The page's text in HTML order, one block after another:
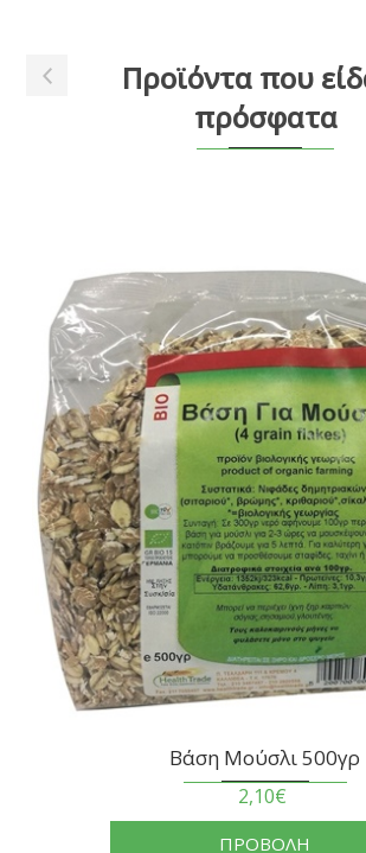
Προϊόντα που
πρόσφατα
Βάση Μούσλι 500γρ
2,10€
ΠΡΟΒΟΛΗ